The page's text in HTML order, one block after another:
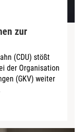
zur
(CDU) stößt
der Organisation
(GKV) weiter